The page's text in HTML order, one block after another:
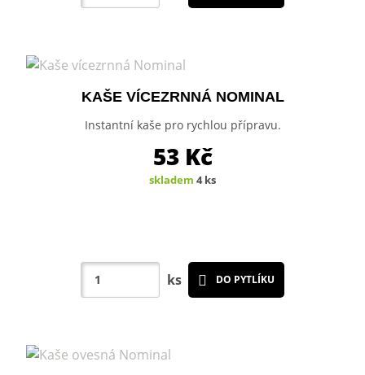
KAŠE VÍCEZRNNÁ NOMINAL
Instantní kaše pro rychlou přípravu.
53 Kč
skladem 4 ks
ks DO PYTLÍKU